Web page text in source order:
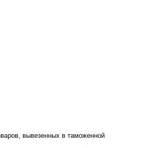
вывезенных в таможенной